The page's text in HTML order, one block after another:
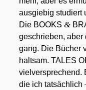
aus­gie­big stu­diert
Die BOOKS &
geschrie­ben,
gang. Die Bücher
halt­sam. TALES
viel­ver­spre­chend.
die ich tat­säch­lich